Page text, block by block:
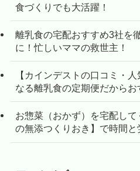
食づくりでも大活躍！
離乳食の宅配おすすめ3社を
に！忙しいママの救世主！
【カインデストの口コミ・
なる離乳食の定期便だからお
お惣菜（おかず）を宅配し
の無添つくりおき】で時間と